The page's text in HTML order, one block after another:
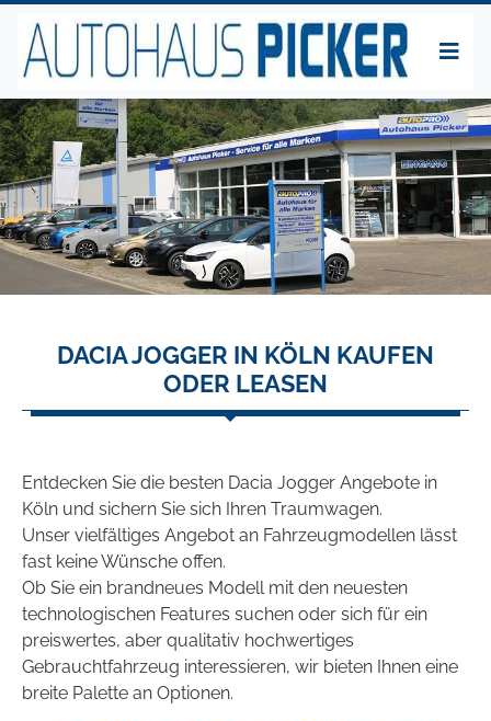
DACIA JOGGER IN KÖLN KAUFEN
ODER LEASEN
Entdecken Sie die besten Dacia Jogger Angebote in
Köln und sichern Sie sich Ihren Traumwagen.
Unser vielfältiges Angebot an Fahrzeugmodellen lässt
fast keine Wünsche offen.
Ob Sie ein brandneues Modell mit den neuesten
technologischen Features suchen oder sich für ein
preiswertes, aber qualitativ hochwertiges
Gebrauchtfahrzeug interessieren, wir bieten Ihnen eine
breite Palette an Optionen.